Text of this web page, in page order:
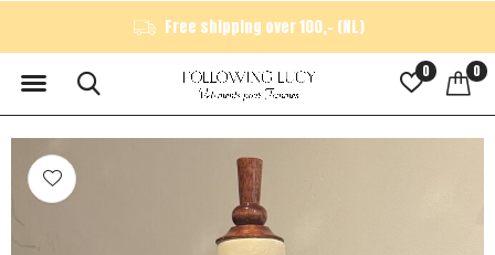
0 0
Free shipping over 100,- (NL)